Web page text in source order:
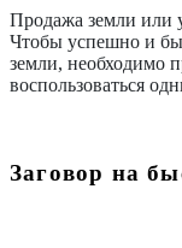
Продажа земли или
Чтобы успешно и
земли, необходимо
воспользоваться
Заговор на